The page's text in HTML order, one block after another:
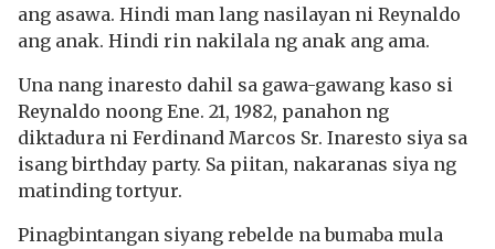
ang asawa. Hindi man lang nasilayan ni Reynaldo
ang anak. Hindi rin nakilala ng anak ang ama.
Una nang inaresto dahil sa gawa-gawang kaso si
Reynaldo noong Ene. 21, 1982, panahon ng
diktadura ni Ferdinand Marcos Sr. Inaresto siya sa
isang birthday party. Sa piitan, nakaranas siya ng
matinding tortyur.
Pinagbintangan siyang rebelde na bumaba mula